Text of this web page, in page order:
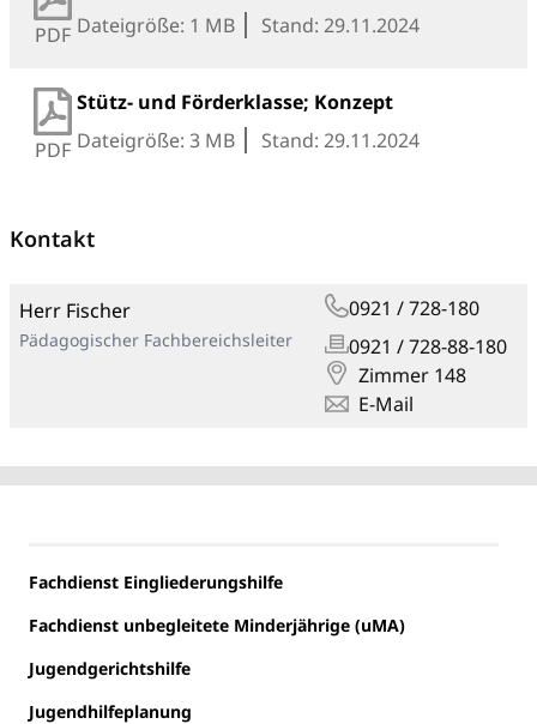
PDF Dateigröße: 1 MB Stand: 29.11.2024
PDF
Stütz- und Förderklasse; Konzept
Dateigröße: 3 MB
Stand: 29.11.2024
Kontakt
Herr Fischer
Pädagogischer Fachbereichsleiter
0921 / 728-180
0921 / 728-88-180
Zimmer 148
E-Mail
Fachdienst Eingliederungshilfe
Fachdienst unbegleitete Minderjährige (uMA)
Jugendgerichtshilfe
Jugendhilfeplanung